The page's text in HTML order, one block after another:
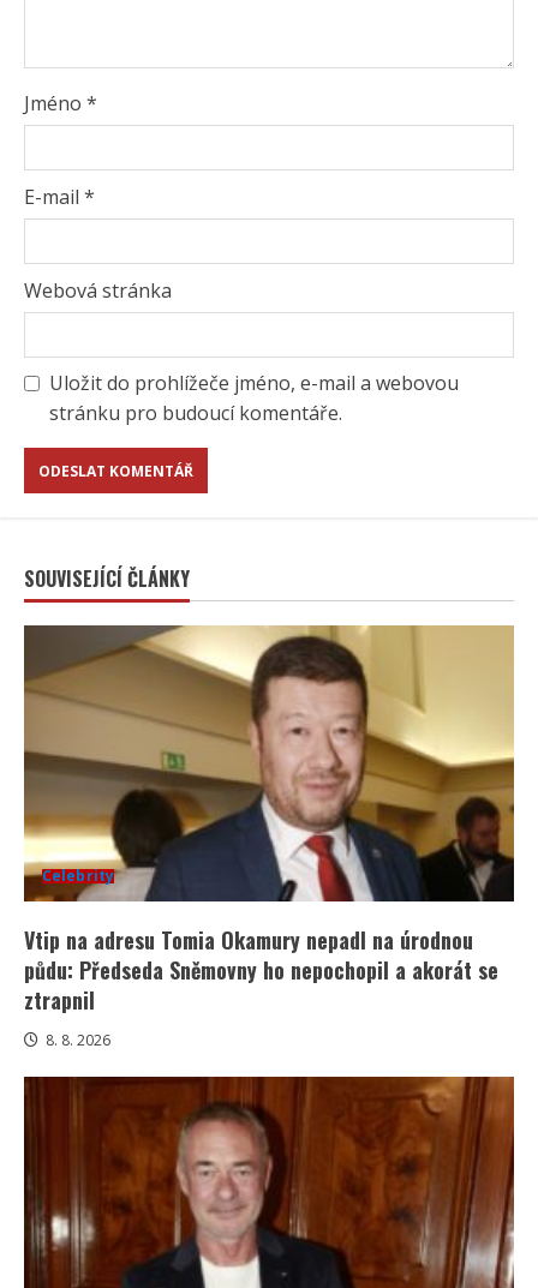
Jméno *
E-mail *
Webová stránka
Uložit do prohlížeče jméno, e-mail a webovou
stránku pro budoucí komentáře.
SOUVISEJÍCÍ ČLÁNKY
Celebrity
Vtip na adresu Tomia Okamury nepadl na úrodnou
půdu: Předseda Sněmovny ho nepochopil a akorát se
ztrapnil
8. 8. 2026